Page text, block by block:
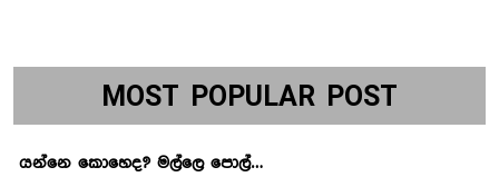
MOST POPULAR POST
යන්නෙ කොහෙද? මල්ලෙ පොල්…